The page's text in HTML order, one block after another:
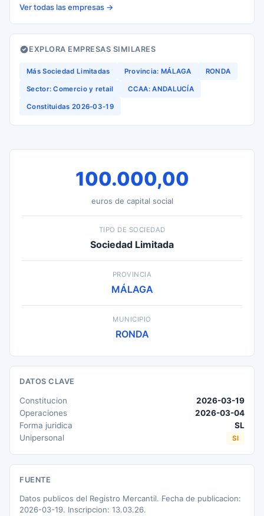
Ver todas las empresas →
EXPLORA EMPRESAS SIMILARES
Más Sociedad Limitadas Provincia: MÁLAGA RONDA
Sector: Comercio y retail CCAA: ANDALUCÍA
Constituidas 2026-03-19
100.000,00
euros de capital social
TIPO DE SOCIEDAD
Sociedad Limitada
PROVINCIA
MÁLAGA
MUNICIPIO
RONDA
DATOS CLAVE
Constitucion
2026-03-19
Operaciones
2026-03-04
Forma juridica
SL
Unipersonal
SI
FUENTE
Datos publicos del Registro Mercantil. Fecha de publicacion:
2026-03-19. Inscripcion: 13.03.26.